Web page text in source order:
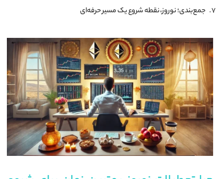
جمع‌بندی؛ نوروز، نقطه شروع یک مسیر حرفه‌ای